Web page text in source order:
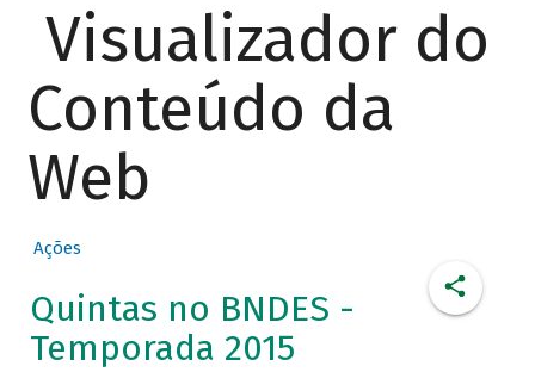
Visualizador do
Conteúdo da
Web
Ações
Quintas no BNDES -
Temporada 2015